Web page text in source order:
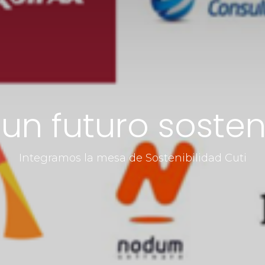
futuro
Integramos la mesa de Sostenibilidad Cuti